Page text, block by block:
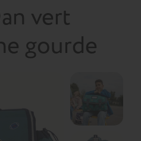
vert
gourde